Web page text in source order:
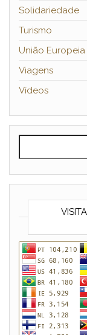
Solidariedade
Turismo
União Europeia
Viagens
Vídeos